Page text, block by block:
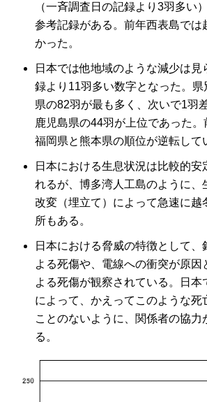
（一斉調査日の記録より3羽多い
参考記録がある。前年西表島では
かった。
日本では他地域のような減少は見
録より11羽多い数字となった。県
県の82羽が最も多く、次いで1羽
鹿児島県の44羽が上位であった。
福岡県と熊本県の順位が逆転して
日本における生息状況は比較的安
れるが、博多湾人工島のように、
改変（埋立て）によって急速に越
所もある。
日本における脅威の特徴として、
よる死傷や、電線への衝突が原因
よる死傷が観察されている。日本
によって、かえってこのような死
ことのないように、関係者の協力
る。